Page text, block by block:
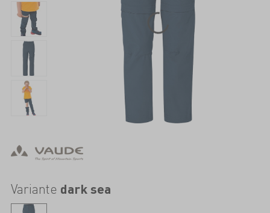
Variante dark sea